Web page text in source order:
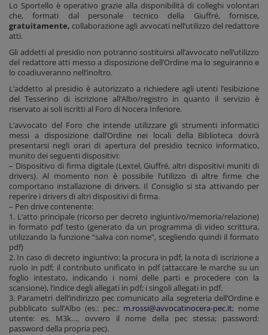
Lo Sportello è operativo grazie alla disponibilità di colleghi volontari
che, formati dal personale tecnico della Giuffré, fornisce,
gratuitamente,collaborazione agli avvocati nell’utilizzo del redattore
atti.
Gli addetti al presidio non potranno sostituirsi all’avvocato nell’utilizzo
del redattore atti messo a disposizione dell’Ordine ma lo seguiranno e
lo coadiuveranno nell’inoltro.
L’addetto al presidio è autorizzato a richiedere agli utenti l’esibizione
del Tesserino di iscrizione all’Albo/registro in quanto il servizio è
riservato ai soli iscritti al Foro di Nocera Inferiore.
L’avvocato del Foro che intende utilizzare gli strumenti informatici
messi a disposizione dall’Ordine nei locali della Biblioteca dovrà
presentarsi negli orari di apertura del presidio tecnico informatico,
munito dei seguenti dispositivi:
– Dispositivo di firma digitale (Lextel, Giuffré, altri dispositivi muniti di
drivers). Al momento non è possibile l’utilizzo di altre firme che
comportano installazione di drivers. Il Consiglio si sta attivando per
reperire i drivers di altri dispositivi di firma.
– Pen drive contenente:
1. L’atto principale (ricorso per decreto ingiuntivo/memoria/relazione)
in formato pdf testo (generato da un programma di video scrittura,
utilizzando la funzione “salva con nome”, scegliendo quindi il formato
pdf)
2. In caso di decreto ingiuntivo: la procura in pdf; la nota di iscrizione a
ruolo in pdf; il contributo unificato in pdf (attaccare le marche su un
foglio intestato, indicando i nomi delle parti e procedere con la
scansione), l’indice degli allegati in pdf; i singoli allegati in pdf.
3. Parametri dell’indirizzo pec comunicato alla segreteria dell’Ordine e
pubblicato sull’Albo (es.: pec.: m.rossi@avvocatinocera-pec.it; nome
utente: es. M3k…, ovvero il nome della pec stessa; password:
password della propria pec).